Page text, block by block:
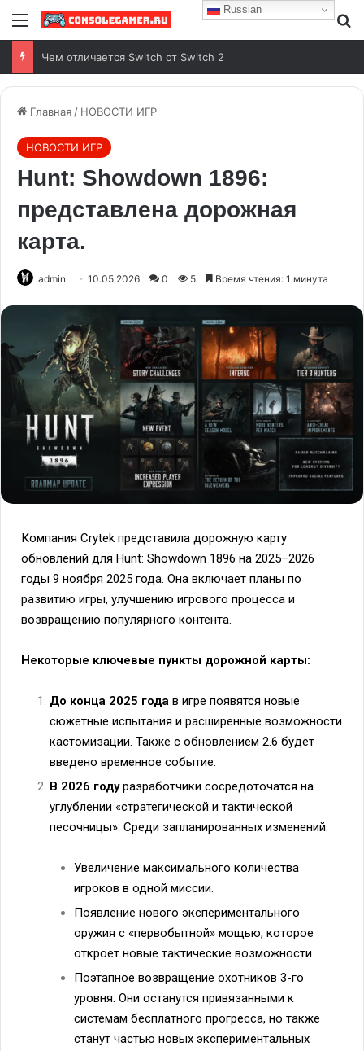
Чем отличается Switch от Switch 2
Главная / НОВОСТИ ИГР
НОВОСТИ ИГР
Hunt: Showdown 1896:
представлена дорожная
карта.
admin 10.05.2026 0 5 Время чтения: 1 минута
Компания Crytek представила дорожную карту
обновлений для Hunt: Showdown 1896 на 2025–2026
годы 9 ноября 2025 года. Она включает планы по
развитию игры, улучшению игрового процесса и
возвращению популярного контента.
Некоторые ключевые пункты дорожной карты:
До конца 2025 года в игре появятся новые
сюжетные испытания и расширенные возможности
кастомизации. Также с обновлением 2.6 будет
введено временное событие.
В 2026 годуразработчики сосредоточатся на
углублении «стратегической и тактической
песочницы». Среди запланированных изменений:
Увеличение максимального количества
игроков в одной миссии.
Появление нового экспериментального
оружия с «первобытной» мощью, которое
откроет новые тактические возможности.
Поэтапное возвращение охотников 3-го
уровня. Они останутся привязанными к
системам бесплатного прогресса, но также
станут частью новых экспериментальных
Russian